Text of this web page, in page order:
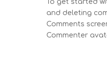
To get started
and deleting
Comments
Commenter